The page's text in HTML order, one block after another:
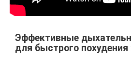
Эффективные
для быстрого